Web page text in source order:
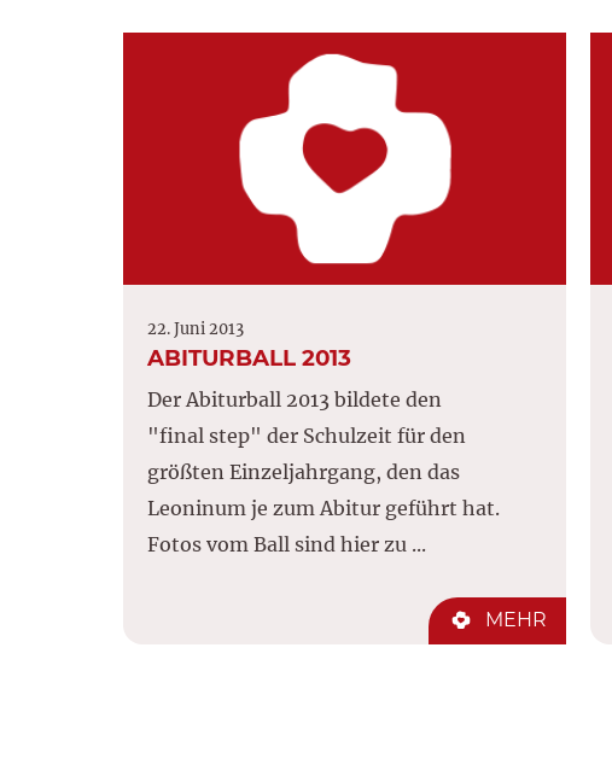
22. Juni 2013
ABITURBALL 2013
Der Abiturball 2013 bildete den
"final step" der Schulzeit für den
größten Einzeljahrgang, den das
Leoninum je zum Abitur geführt hat.
Fotos vom Ball sind hier zu ...
MEHR